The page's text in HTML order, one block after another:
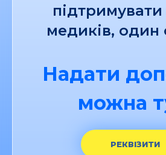
медиків, один
Надати
можна
РЕКВІЗИТИ